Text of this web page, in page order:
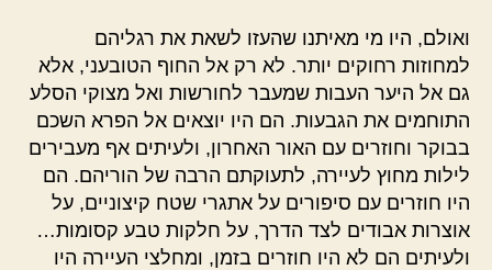
ואולם, היו מי מאיתנו שהעזו לשאת את רגליהם
למחוזות רחוקים יותר. לא רק אל החוף הטובעני, אלא
גם אל היער העבות שמעבר לחורשות ואל מצוקי הסלע
התוחמים את הגבעות. הם היו יוצאים אל הפרא השכם
בבוקר וחוזרים עם האור האחרון, ולעיתים אף מעבירים
לילות מחוץ לעיירה, לתעוקתם הרבה של הוריהם. הם
היו חוזרים עם סיפורים על אתגרי שטח קיצוניים, על
אוצרות אבודים לצד הדרך, על חלקות טבע קסומות…
ולעיתים הם לא היו חוזרים בזמן, ומחלצי העיירה היו